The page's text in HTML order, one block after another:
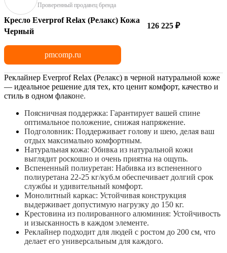
Проверенный продавец бренда
Кресло Everprof Relax (Релакс) Кожа
Черный
126 225 ₽
pmcomp.ru
Реклайнер Everprof Relax (Релакс) в черной натуральной коже
— идеальное решение для тех, кто ценит комфорт, качество и
стиль в одном флаконе.
Поясничная поддержка: Гарантирует вашей спине
оптимальное положение, снижая напряжение.
Подголовник: Поддерживает голову и шею, делая ваш
отдых максимально комфортным.
Натуральная кожа: Обивка из натуральной кожи
выглядит роскошно и очень приятна на ощупь.
Вспененный полиуретан: Набивка из вспененного
полиуретана 22-25 кг/куб.м обеспечивает долгий срок
службы и удивительный комфорт.
Монолитный каркас: Устойчивая конструкция
выдерживает допустимую нагрузку до 150 кг.
Крестовина из полированного алюминия: Устойчивость
и изысканность в каждом элементе.
Реклайнер подходит для людей с ростом до 200 см, что
делает его универсальным для каждого.